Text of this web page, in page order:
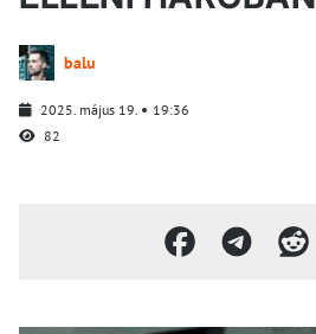
balu
2025. május 19.
19:36
82